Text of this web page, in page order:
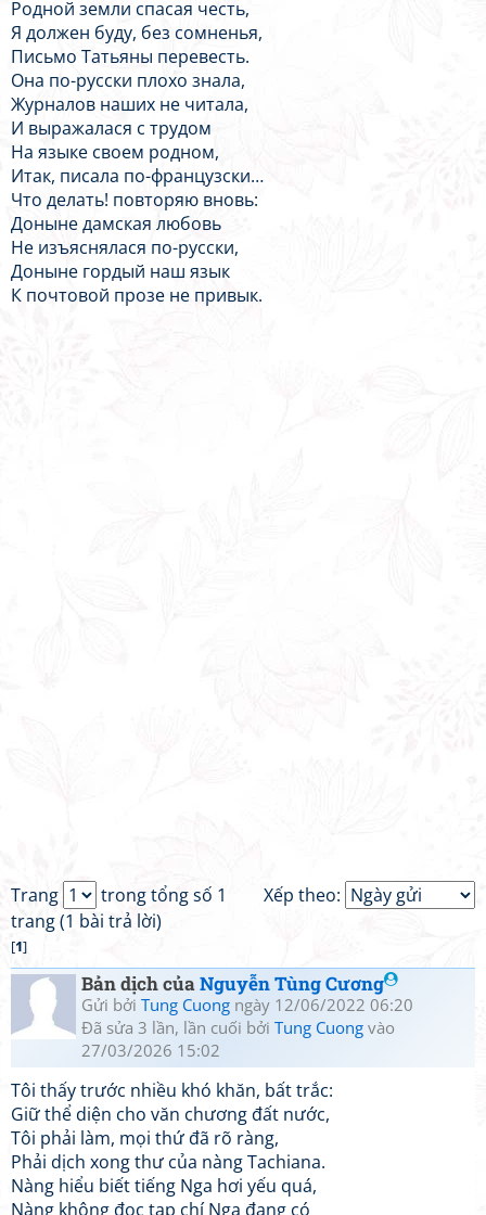
Родной земли спасая честь,
Я должен буду, без сомненья,
Письмо Татьяны перевесть.
Она по-русски плохо знала,
Журналов наших не читала,
И выражалася с трудом
На языке своем родном,
Итак, писала по-французски…
Что делать! повторяю вновь:
Доныне дамская любовь
Не изъяснялася по-русски,
Доныне гордый наш язык
К почтовой прозе не привык.
Xếp theo:
Trang
trong tổng số 1
trang (1 bài trả lời)
[1]
Bản dịch củaNguyễn Tùng Cương
Gửi bởi Tung Cuong ngày 12/06/2022 06:20
Đã sửa 3 lần, lần cuối bởi Tung Cuong vào
27/03/2026 15:02
Tôi thấy trước nhiều khó khăn, bất trắc:
Giữ thể diện cho văn chương đất nước,
Tôi phải làm, mọi thứ đã rõ ràng,
Phải dịch xong thư của nàng Tachiana.
Nàng hiểu biết tiếng Nga hơi yếu quá,
Nàng không đọc tạp chí Nga đang có